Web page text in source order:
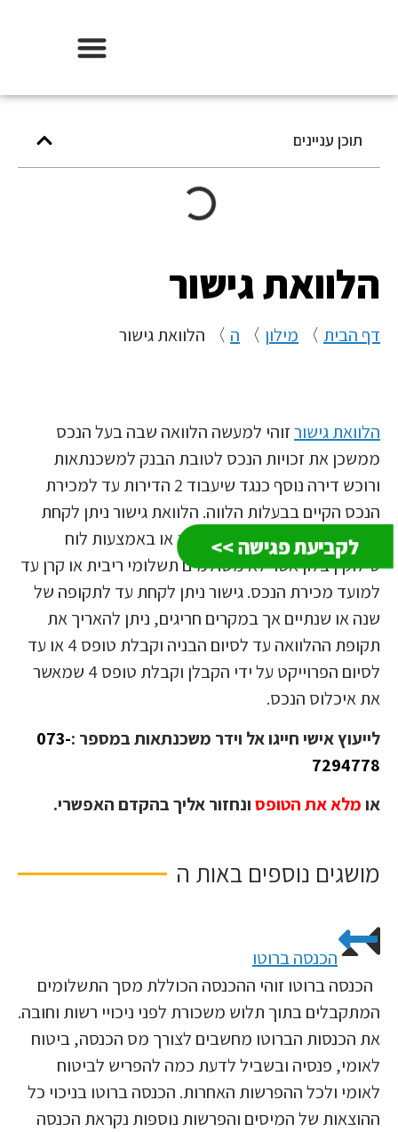
לקביעת פגישה >>
תוכן עניינים
הלוואת גישור
דף הבית 〉 מילון 〉 ה 〉 הלוואת גישור
הלוואת גישורזוהי למעשה הלוואה שבה בעל הנכס
ממשכן את זכויות הנכס לטובת הבנק למשכנתאות
ורוכש דירה נוסף כנגד שיעבוד 2 הדירות עד למכירת
הנכס הקיים בבעלות הלווה. הלוואת גישור ניתן לקחת
במסלול של גרייס חלקי או מלא או באמצעות לוח
סילוקין בלון אשר לא משולמים תשלומי ריבית או קרן עד
למועד מכירת הנכס. גישור ניתן לקחת עד לתקופה של
שנה או שנתיים אך במקרים חריגים, ניתן להאריך את
תקופת ההלוואה עד לסיום הבניה וקבלת טופס 4 או עד
לסיום הפרוייקט על ידי הקבלן וקבלת טופס 4 שמאשר
את איכלוס הנכס.
לייעוץ אישי חייגו אל וידר משכנתאות במספר :073-
7294778
אומלא את הטופסונחזור אליך בהקדם האפשרי.
מושגים נוספים באות ה
הכנסה ברוטו
הכנסה ברוטו זוהי ההכנסה הכוללת מסך התשלומים
המתקבלים בתוך תלוש משכורת לפני ניכויי רשות וחובה.
את הכנסות הברוטו מחשבים לצורך מס הכנסה, ביטוח
לאומי, פנסיה ובשביל לדעת כמה להפריש לביטוח
לאומי ולכל ההפרשות האחרות. הכנסה ברוטו בניכוי כל
ההוצאות של המיסים והפרשות נוספות נקראת הכנסה